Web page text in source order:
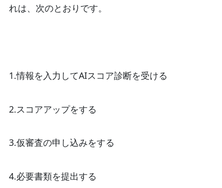
れは、次のとおりです。
1.情報を入力してAIスコア診断を受ける
2.スコアアップをする
3.仮審査の申し込みをする
4.必要書類を提出する